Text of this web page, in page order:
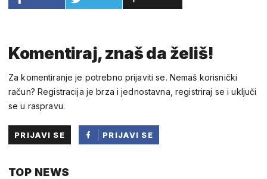
Komentiraj, znaš da želiš!
Za komentiranje je potrebno prijaviti se. Nemaš korisnički
račun? Registracija je brza i jednostavna, registriraj se i uključi
se u raspravu.
PRIJAVI SE
PRIJAVI SE
TOP NEWS